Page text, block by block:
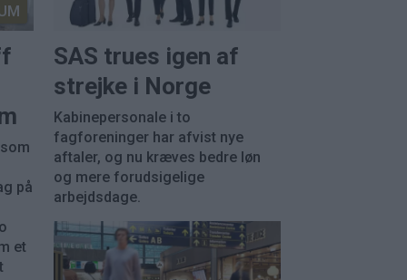
på
et
SAS trues igen af
strejke i Norge
Kabinepersonale i to
fagforeninger har afvist nye
aftaler, og nu kræves bedre løn
og mere forudsigelige
arbejdsdage.